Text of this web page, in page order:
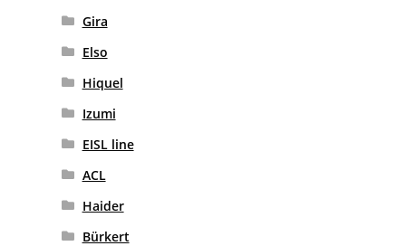
Gira
Elso
Hiquel
Izumi
EISL line
ACL
Haider
Bürkert